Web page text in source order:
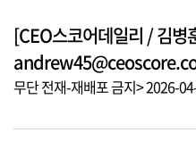
[CEO스코어데일리 / 김병
무단 전재-재배포 금지> 2026-